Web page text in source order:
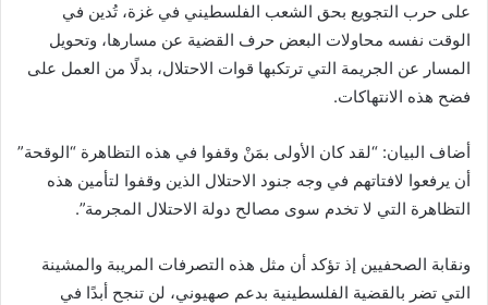
على حرب التجويع بحق الشعب الفلسطيني في غزة، تُدين في
الوقت نفسه محاولات البعض حرف القضية عن مسارها، وتحويل
المسار عن الجريمة التي ترتكبها قوات الاحتلال، بدلًا من العمل على
فضح هذه الانتهاكات.
أضاف البيان: “لقد كان الأولى بمَنْ وقفوا في هذه التظاهرة “الوقحة”
أن يرفعوا لافتاتهم في وجه جنود الاحتلال الذين وقفوا لتأمين هذه
التظاهرة التي لا تخدم سوى مصالح دولة الاحتلال المجرمة”.
ونقابة الصحفيين إذ تؤكد أن مثل هذه التصرفات المريبة والمشينة
التي تضر بالقضية الفلسطينية بدعم صهيوني، لن تنجح أبدًا في